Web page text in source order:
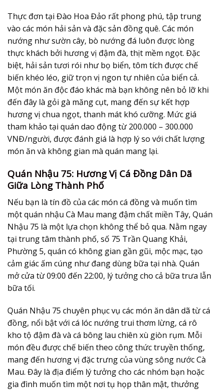
Thực đơn tại Đào Hoa Đảo rất phong phú, tập trung
vào các món hải sản và đặc sản đồng quê. Các món
nướng như sườn cây, bò nướng đá luôn được lòng
thực khách bởi hương vị đậm đà, thịt mềm ngọt. Đặc
biệt, hải sản tươi rói như bọ biển, tôm tích được chế
biến khéo léo, giữ trọn vị ngon tự nhiên của biển cả.
Một món ăn độc đáo khác mà bạn không nên bỏ lỡ khi
đến đây là gỏi gà măng cụt, mang đến sự kết hợp
hương vị chua ngọt, thanh mát khó cưỡng. Mức giá
tham khảo tại quán dao động từ 200.000 – 300.000
VNĐ/người, được đánh giá là hợp lý so với chất lượng
món ăn và không gian mà quán mang lại.
Quán Nhậu 75: Hương Vị Cá Đồng Dân Dã
Giữa Lòng Thành Phố
Nếu bạn là tín đồ của các món cá đồng và muốn tìm
một quán nhậu Cà Mau mang đậm chất miền Tây, Quán
Nhậu 75 là một lựa chọn không thể bỏ qua. Nằm ngay
tại trung tâm thành phố, số 75 Trần Quang Khải,
Phường 5, quán có không gian gần gũi, mộc mạc, tạo
cảm giác ấm cúng như đang dùng bữa tại nhà. Quán
mở cửa từ 09:00 đến 22:00, lý tưởng cho cả bữa trưa lẫn
bữa tối.
Quán Nhậu 75 chuyên phục vụ các món ăn dân dã từ cá
đồng, nổi bật với cá lóc nướng trui thơm lừng, cá rô
kho tộ đậm đà và cá bông lau chiên xù giòn rụm. Mỗi
món đều được chế biến theo công thức truyền thống,
mang đến hương vị đặc trưng của vùng sông nước Cà
Mau. Đây là địa điểm lý tưởng cho các nhóm bạn hoặc
gia đình muốn tìm một nơi tụ họp thân mật, thưởng